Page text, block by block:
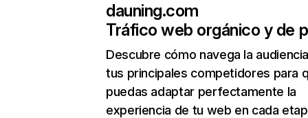
dauning.com
Tráfico web orgánico y de
Descubre cómo navega la
tus principales competidores para
puedas adaptar perfectamente la
experiencia de tu web en cada